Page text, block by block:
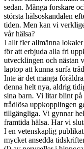
sedan. Många forskare
största hälsoskandalen
tiden. Men kan vi
vår hälsa?
I allt fler allmänna
för att erbjuda alla fri
utvecklingen och nästan
laptop att kunna surfa
Inte är det många
denna helt nya, aldrig
sina barn. Vi litar blint på
trådlösa uppkopplingen
tillgängliga. Vi gynnar
framtida hälsa. Har vi
I en vetenskaplig
mycket ansedda